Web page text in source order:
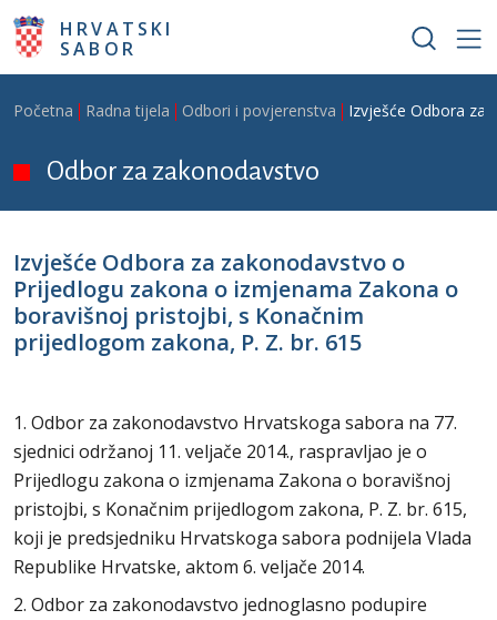
Skoči na glavni sadržaj
HRVATSKI
SABOR
Breadcrumb
Početna Radna tijela Odbori i povjerenstva Izvješće Odbora za
Odbor za zakonodavstvo
Izvješće Odbora za zakonodavstvo o
Prijedlogu zakona o izmjenama Zakona o
boravišnoj pristojbi, s Konačnim
prijedlogom zakona, P. Z. br. 615
1. Odbor za zakonodavstvo Hrvatskoga sabora na 77.
sjednici održanoj 11. veljače 2014., raspravljao je o
Prijedlogu zakona o izmjenama Zakona o boravišnoj
pristojbi, s Konačnim prijedlogom zakona, P. Z. br. 615,
koji je predsjedniku Hrvatskoga sabora podnijela Vlada
Republike Hrvatske, aktom 6. veljače 2014.
2. Odbor za zakonodavstvo jednoglasno podupire